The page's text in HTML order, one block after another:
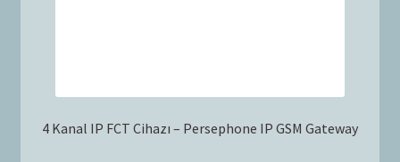
4 Kanal IP FCT Cihazı – Persephone IP GSM Gateway